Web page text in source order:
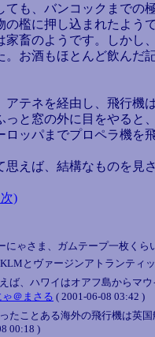
も、バンコックまでの
の檻に押し込まれたよう
家畜のようです。しかし
。お酒もほとんど飲んだ
テネを経由し、飛行機
っと窓の外に目をやると
ロッパまでプロペラ機を
えば、結構なものを見
)
にゃさま、ガムテープ一枚くら
とヴァージンアトランティ
ば、ハワイはオアフ島からマ
＠まさる ( 2001-06-08 03:42 )
たことある海外の飛行機は英
00:18 )